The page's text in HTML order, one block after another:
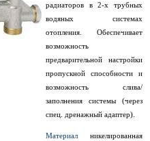
радиаторов в 2-х трубных
водяных системах
отопления. Обеспечивает
возможность
предварительной настройки
пропускной способности и
возможность слива/
заполнения системы (через
спец. дренажный адаптер).
Материал
никелированная